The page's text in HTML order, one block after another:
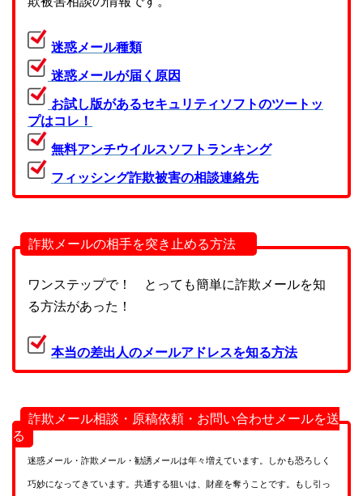
迷惑メール種類
迷惑メールが届く原因
お試し版があるセキュリティソフトのツートッ
プはコレ！
無料アンチウイルスソフトランキング
フィッシング詐欺被害の相談連絡先
詐欺メールの相手を突き止める方法
ワンステップで！ とっても簡単に詐欺メールを知
る方法があった！
本当の差出人のメールアドレスを知る方法
詐欺メール相談・原稿依頼・お問い合わせメールを送
る
迷惑メール・詐欺メール・勧誘メールは年々増えています。しかも恐ろしく
巧妙になってきています。共通する狙いは、財産を奪うことです。もし引っ